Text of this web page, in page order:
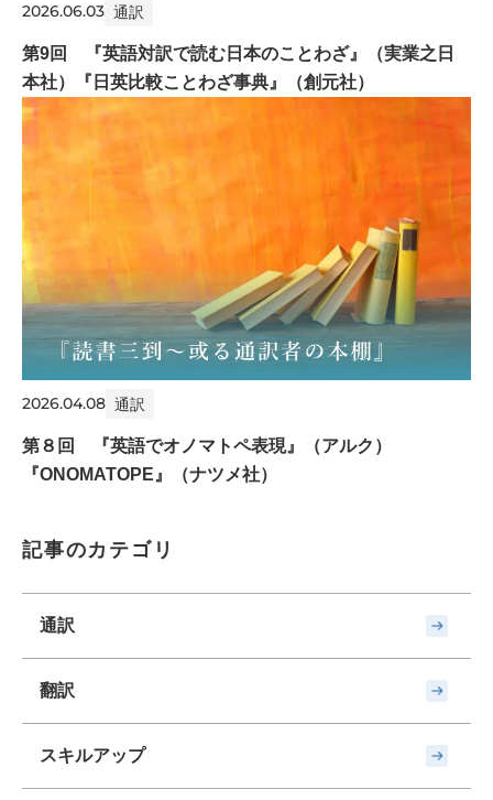
2026.06.03 通訳
第9回 『英語対訳で読む日本のことわざ』（実業之日
本社）『日英比較ことわざ事典』（創元社）
2026.04.08 通訳
第８回 『英語でオノマトペ表現』（アルク）
『ONOMATOPE』（ナツメ社）
記事のカテゴリ
通訳
翻訳
スキルアップ